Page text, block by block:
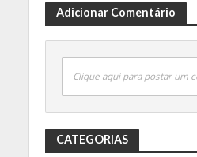
Adicionar Comentário
Clique aqui para postar um
CATEGORIAS